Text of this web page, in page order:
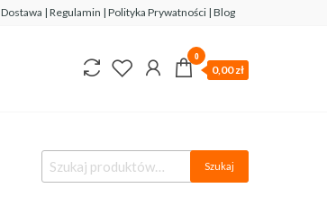
Dostawa | Regulamin | Polityka Prywatności | Blog
0
0,00 zł
Szukaj